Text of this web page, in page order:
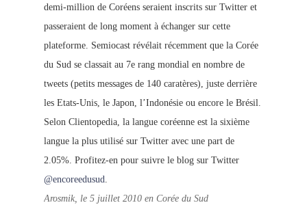
demi-million de Coréens seraient inscrits sur Twitter et
passeraient de long moment à échanger sur cette
plateforme. Semiocast révélait récemment que la Corée
du Sud se classait au 7e rang mondial en nombre de
tweets (petits messages de 140 caratères), juste derrière
les Etats-Unis, le Japon, l’Indonésie ou encore le Brésil.
Selon Clientopedia, la langue coréenne est la sixième
langue la plus utilisé sur Twitter avec une part de
2.05%. Profitez-en pour suivre le blog sur Twitter
@encoreedusud.
Arosmik, le 5 juillet 2010 en Corée du Sud